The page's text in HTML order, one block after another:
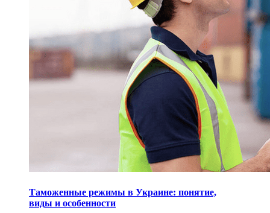
Таможенные режимы в Украине: понятие,
виды и особенности